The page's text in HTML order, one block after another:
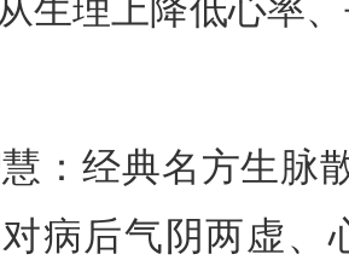
生理上降低心率
：经典名方生脉
病后气阴两虚、